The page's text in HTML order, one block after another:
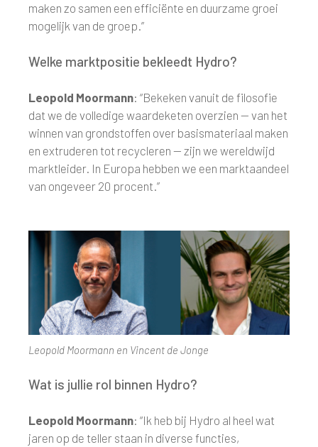
maken zo samen een efficiënte en duurzame groei
mogelijk van de groep.”
Welke marktpositie bekleedt Hydro?
Leopold Moormann: “Bekeken vanuit de filosofie
dat we de volledige waardeketen overzien — van het
winnen van grondstoffen over basismateriaal maken
en extruderen tot recycleren — zijn we wereldwijd
marktleider. In Europa hebben we een marktaandeel
van ongeveer 20 procent.”
Leopold Moormann en Vincent de Jonge
Wat is jullie rol binnen Hydro?
Leopold Moormann: “Ik heb bij Hydro al heel wat
jaren op de teller staan in diverse functies,